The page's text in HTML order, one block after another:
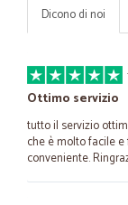
Dicono di noi
Ottimo servizio
tutto il servizio
che è molto facile
conveniente.